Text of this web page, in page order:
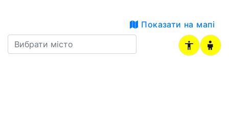
Показати на мапі